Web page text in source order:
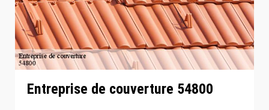
Entreprise de couverture 54800